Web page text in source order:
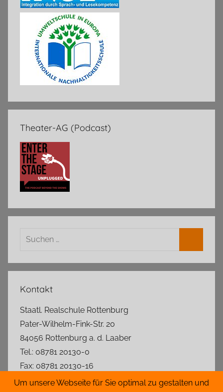
Theater-AG (Podcast)
Suchen
Kontakt
Staatl. Realschule Rottenburg
Pater-Wilhelm-Fink-Str. 20
84056 Rottenburg a. d. Laaber
Tel.: 08781 20130-0
Fax: 08781 20130-16
rs.rottenburg@t-online.de
Um unsere Webseite für Sie optimal zu gestalten und